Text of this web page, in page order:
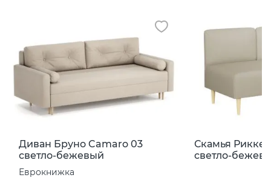
Диван Бруно Camaro 03
светло-бежевый
Еврокнижка
Скамья Рикке
светло-